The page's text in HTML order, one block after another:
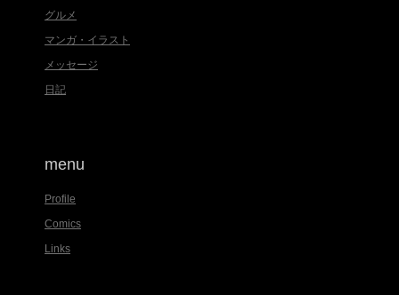
グルメ
マンガ・イラスト
メッセージ
日記
menu
Profile
Comics
Links